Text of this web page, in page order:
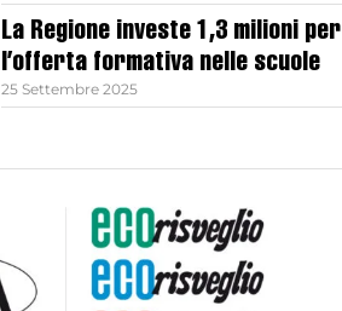
La Regione investe 1,3 milioni per
l’offerta formativa nelle scuole
25 Settembre 2025